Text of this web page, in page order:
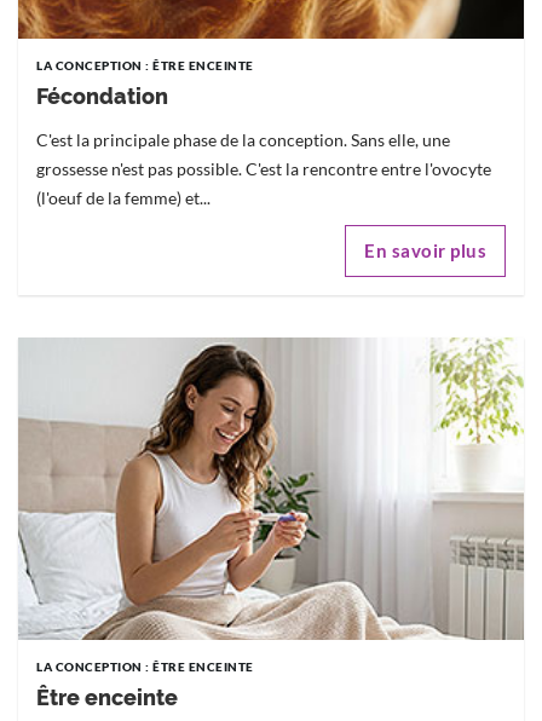
LA CONCEPTION : ÊTRE ENCEINTE
Fécondation
C'est la principale phase de la conception. Sans elle, une
grossesse n'est pas possible. C'est la rencontre entre l'ovocyte
(l'oeuf de la femme) et...
En savoir plus
LA CONCEPTION : ÊTRE ENCEINTE
Être enceinte